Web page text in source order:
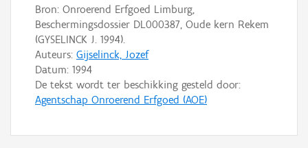
Bron: Onroerend Erfgoed Limburg,
Beschermingsdossier DL000387, Oude kern Rekem
(GYSELINCK J. 1994).
Auteurs: Gijselinck, Jozef
Datum: 1994
De tekst wordt ter beschikking gesteld door:
Agentschap Onroerend Erfgoed (AOE)